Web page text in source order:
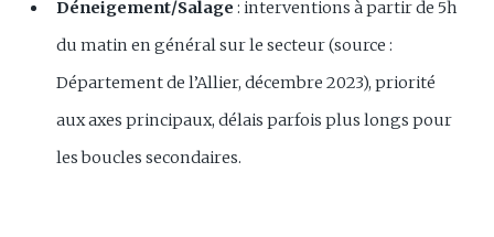
Déneigement/Salage : interventions à partir de 5h
du matin en général sur le secteur (source :
Département de l’Allier, décembre 2023), priorité
aux axes principaux, délais parfois plus longs pour
les boucles secondaires.